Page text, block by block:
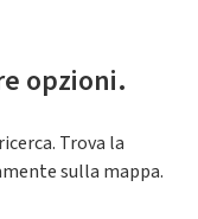
opzioni.
Trova la
sulla mappa.